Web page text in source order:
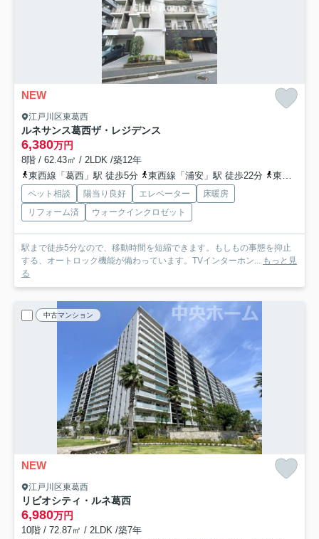
NEW
江戸川区東葛西
ルネサンス葛西ザ・レジデンス
6,380万円
8階 / 62.43㎡ / 2LDK /築12年
東西線「葛西」駅 徒歩5分
東西線「浦安」駅 徒歩22分 東西線「西葛西」駅 徒歩25分
ペット相談 陽当り良好 エレベーター
床暖房
リフォーム済
ウォークインクロゼット
駅まで徒歩5分なので、移動時間を短縮できます。もしもの事態を抑止
する、オートロック機能が備わっています。TVインターホン...
もっと見
る
中古マンション
NEW
江戸川区東葛西
リビオシティ・ルネ葛西
6,980万円
10階 / 72.87㎡ / 2LDK /築7年